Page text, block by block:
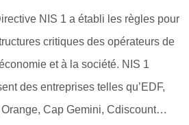
NIS 1 a établi les règles pour
critiques des opérateurs de
et à la société. NIS 1
des entreprises telles qu’EDF,
Cap Gemini, Cdiscount…